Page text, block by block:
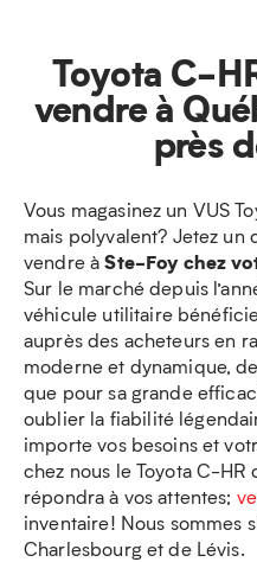
Toyota C-
vendre à
près
Vous magasinez un VUS
mais polyvalent? Jetez
vendre àSte-Foy chez
Sur le marché depuis
véhicule utilitaire
auprès des acheteurs en
moderne et dynamique,
que pour sa grande
oublier la fiabilité
importe vos besoins et
chez nous le Toyota C-HR
répondra à vos attentes;
inventaire! Nous sommes
Charlesbourg et de Lévis.